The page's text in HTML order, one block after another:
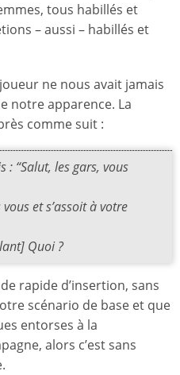
tous habillés et
– aussi – habillés et
ne nous avait jamais
notre apparence. La
comme suit :
: “Salut, les gars, vous
et s’assoit à votre
Quoi ?
rapide d’insertion, sans
scénario de base et que
entorses à la
alors c’est sans